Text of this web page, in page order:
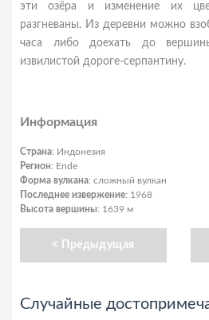
эти озёра и изменение их
разгневаны. Из деревни можно
часа либо доехать до
извилистой дороге-серпантину.
Информация
Страна: Индонезия
Регион: Ende
Форма вулкана: сложный вулкан
Последнее извержение: 1968
Высота вершины: 1639 м
Предыдущая
Случайные